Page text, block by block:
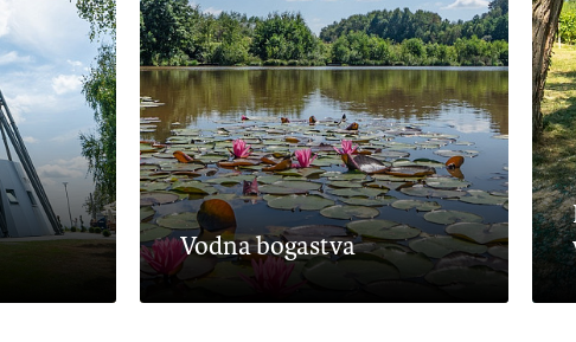
Vodna bogastva
Med vijugastimi
vinogradi